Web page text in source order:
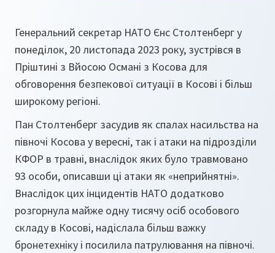
Генеральний секретар НАТО Єнс Столтенберг у
понеділок, 20 листопада 2023 року, зустрівся в
Пріштині з Вйосою Османі з Косова для
обговорення безпекової ситуації в Косові і більш
широкому регіоні.
Пан Столтенберг засудив як спалах насильства на
півночі Косова у вересні, так і атаки на підрозділи
КФОР в травні, внаслідок яких було травмовано
93 особи, описавши ці атаки як «неприйнятні».
Внаслідок цих інцидентів НАТО додатково
розгорнула майже одну тисячу осіб особового
складу в Косові, надіслала більш важку
бронетехніку і посилила патрулювання на півночі.